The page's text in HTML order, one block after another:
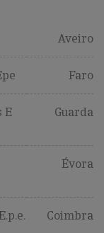
Aveiro
Faro
E
Guarda
Évora
Coimbra